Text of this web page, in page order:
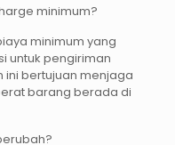
minimum?
minimum yang
untuk pengiriman
ini bertujuan menjaga
barang berada di